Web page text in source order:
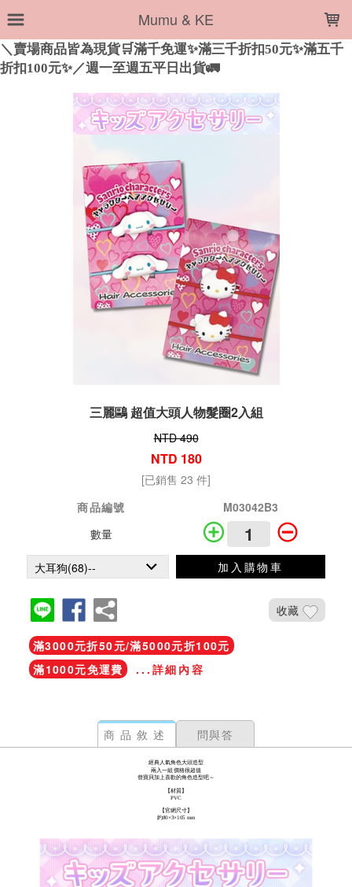
Mumu & KE
三麗鷗 超值大頭人物髮圈2入組
NTD 490
NTD 180
[已銷售 23 件]
商品編號
M03042B3
數量
加入購物車
收藏
滿3000元折50元/滿5000元折100元
滿1000元免運費
...詳細內容
商品敘述 問與答